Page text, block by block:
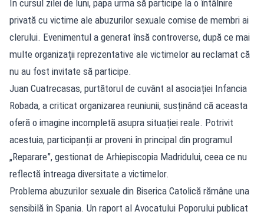
În cursul zilei de luni, papa urma să participe la o întâlnire
privată cu victime ale abuzurilor sexuale comise de membri ai
clerului. Evenimentul a generat însă controverse, după ce mai
multe organizații reprezentative ale victimelor au reclamat că
nu au fost invitate să participe.
Juan Cuatrecasas, purtătorul de cuvânt al asociației Infancia
Robada, a criticat organizarea reuniunii, susținând că aceasta
oferă o imagine incompletă asupra situației reale. Potrivit
acestuia, participanții ar proveni în principal din programul
„Reparare”, gestionat de Arhiepiscopia Madridului, ceea ce nu
reflectă întreaga diversitate a victimelor.
Problema abuzurilor sexuale din Biserica Catolică rămâne una
sensibilă în Spania. Un raport al Avocatului Poporului publicat